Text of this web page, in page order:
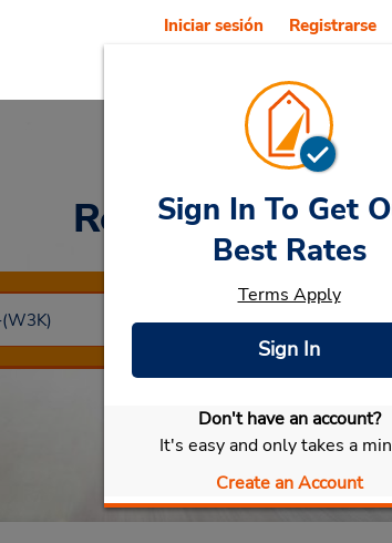
Iniciar sesión Registrarse
Rent a Carat
Seleccionar mi vehículo
Sign In To Get
Best Rates
Terms Apply
Sign In
Don't have an account?
It's easy and only takes a
Create an Account